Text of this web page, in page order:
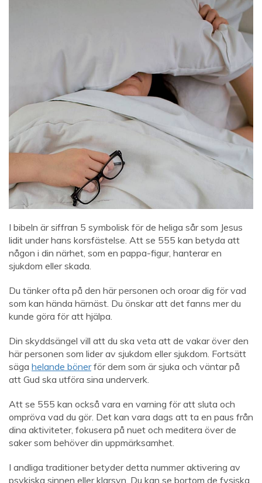
I bibeln är siffran 5 symbolisk för de heliga sår som Jesus
lidit under hans korsfästelse. Att se 555 kan betyda att
någon i din närhet, som en pappa-figur, hanterar en
sjukdom eller skada.
Du tänker ofta på den här personen och oroar dig för vad
som kan hända härnäst. Du önskar att det fanns mer du
kunde göra för att hjälpa.
Din skyddsängel vill att du ska veta att de vakar över den
här personen som lider av sjukdom eller sjukdom. Fortsätt
säga helande bönerför dem som är sjuka och väntar på
att Gud ska utföra sina underverk.
Att se 555 kan också vara en varning för att sluta och
ompröva vad du gör. Det kan vara dags att ta en paus från
dina aktiviteter, fokusera på nuet och meditera över de
saker som behöver din uppmärksamhet.
I andliga traditioner betyder detta nummer aktivering av
psykiska sinnen eller klarsyn. Du kan se bortom de fysiska